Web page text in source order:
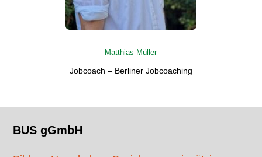
Matthias Müller
Jobcoach – Berliner Jobcoaching
BUS gGmbH